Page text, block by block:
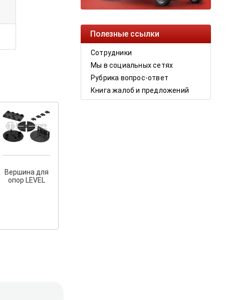
Полезные ссылки
Сотрудники
Мы в социальных сетях
Рубрика вопрос-ответ
Книга жалоб и предложений
Вершина для
опор LEVEL